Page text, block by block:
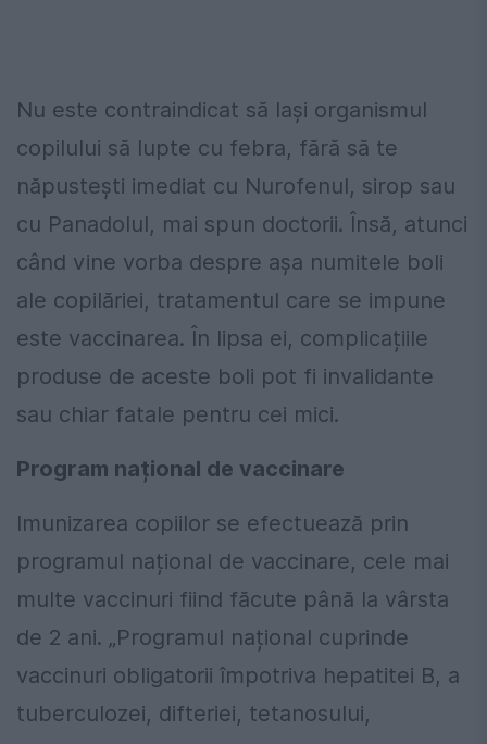
Nu este contraindicat să lași organismul
copilului să lupte cu febra, fără să te
năpustești imediat cu Nurofenul, sirop sau
cu Panadolul, mai spun doctorii. Însă, atunci
când vine vorba despre așa numitele boli
ale copilăriei, tratamentul care se impune
este vaccinarea. În lipsa ei, complicațiile
produse de aceste boli pot fi invalidante
sau chiar fatale pentru cei mici.
Program național de vaccinare
Imunizarea copiilor se efectuează prin
programul național de vaccinare, cele mai
multe vaccinuri fiind făcute până la vârsta
de 2 ani. „Programul național cuprinde
vaccinuri obligatorii împotriva hepatitei B, a
tuberculozei, difteriei, tetanosului,